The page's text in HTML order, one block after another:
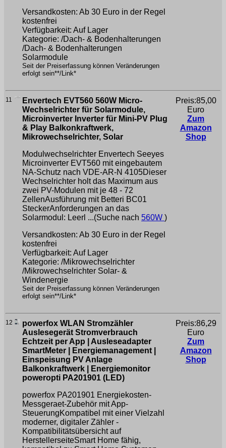
Versandkosten: Ab 30 Euro in der Regel
kostenfrei
Verfügbarkeit: Auf Lager
Kategorie: /Dach- & Bodenhalterungen
/Dach- & Bodenhalterungen
Solarmodule
Seit der Preiserfassung können Veränderungen
erfolgt sein**/Link*
11
Envertech EVT560 560W Micro-
Wechselrichter für Solarmodule,
Microinverter Inverter für Mini-PV Plug
& Play Balkonkraftwerk,
Mikrowechselrichter, Solar
Modulwechselrichter Envertech Seeyes
Microinverter EVT560 mit eingebautem
NA-Schutz nach VDE-AR-N 4105Dieser
Wechselrichter holt das Maximum aus
zwei PV-Modulen mit je 48 - 72
ZellenAusführung mit Betteri BC01
SteckerAnforderungen an das
Solarmodul: Leerl ...(Suche nach 560W )
Versandkosten: Ab 30 Euro in der Regel
kostenfrei
Verfügbarkeit: Auf Lager
Kategorie: /Mikrowechselrichter
/Mikrowechselrichter Solar- &
Windenergie
Seit der Preiserfassung können Veränderungen
erfolgt sein**/Link*
Preis:85,00
Euro
Zum
Amazon
Shop
12
powerfox WLAN Stromzähler
Auslesegerät Stromverbrauch
Echtzeit per App | Ausleseadapter
SmartMeter | Energiemanagement |
Einspeisung PV Anlage
Balkonkraftwerk | Energiemonitor
poweropti PA201901 (LED)
powerfox PA201901 Energiekosten-
Messgeraet-Zubehör mit App-
SteuerungKompatibel mit einer Vielzahl
moderner, digitaler Zähler -
Kompatibilitätsübersicht auf
HerstellerseiteSmart Home fähig,
Preis:86,29
Euro
Zum
Amazon
Shop